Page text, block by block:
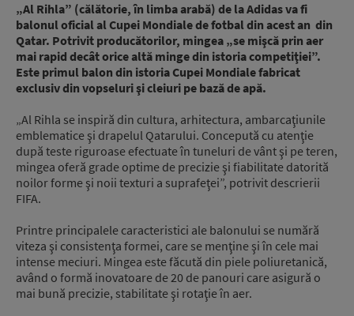
„Al Rihla” (călătorie, în limba arabă) de la Adidas va fi
balonul oficial al Cupei Mondiale de fotbal din acest an din
Qatar. Potrivit producătorilor, mingea „se mişcă prin aer
mai rapid decât orice altă minge din istoria competiţiei”.
Este primul balon din istoria Cupei Mondiale fabricat
exclusiv din vopseluri şi cleiuri pe bază de apă.
„Al Rihla se inspiră din cultura, arhitectura, ambarcaţiunile
emblematice şi drapelul Qatarului. Concepută cu atenţie
după teste riguroase efectuate în tuneluri de vânt şi pe teren,
mingea oferă grade optime de precizie şi fiabilitate datorită
noilor forme şi noii texturi a suprafeţei”, potrivit descrierii
FIFA.
Printre principalele caracteristici ale balonului se numără
viteza şi consistenţa formei, care se menţine şi în cele mai
intense meciuri. Mingea este făcută din piele poliuretanică,
având o formă inovatoare de 20 de panouri care asigură o
mai bună precizie, stabilitate şi rotaţie în aer.